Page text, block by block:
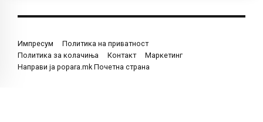
Импресум
Политика на приватност
Политика за колачиња
Контакт
Маркетинг
Направи ја popara.mk Почетна страна